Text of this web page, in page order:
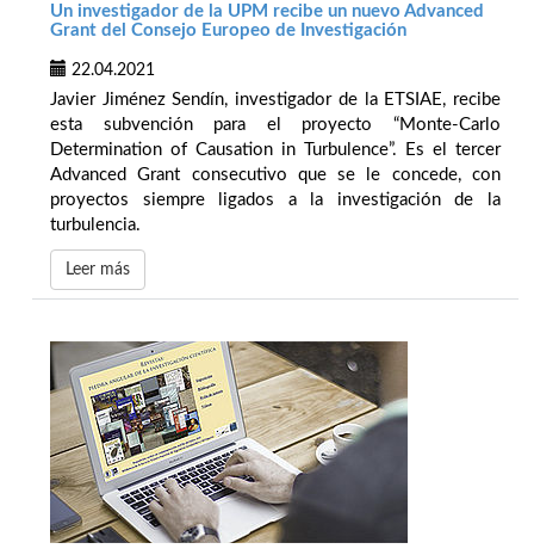
Un investigador de la UPM recibe un nuevo Advanced
Grant del Consejo Europeo de Investigación
22.04.2021
Javier Jiménez Sendín, investigador de la ETSIAE, recibe
esta subvención para el proyecto “Monte-Carlo
Determination of Causation in Turbulence”. Es el tercer
Advanced Grant consecutivo que se le concede, con
proyectos siempre ligados a la investigación de la
turbulencia.
Leer más